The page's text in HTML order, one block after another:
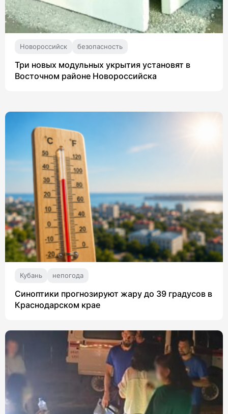
Новороссийск безопасность
Три новых модульных укрытия установят в
Восточном районе Новороссийска
Кубань непогода
Синоптики прогнозируют жару до 39 градусов в
Краснодарском крае